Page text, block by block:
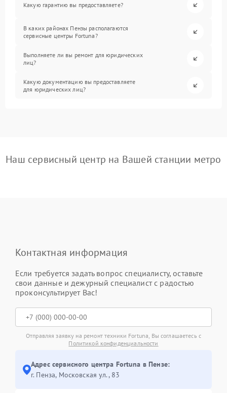
Какую гарантию вы предоставляете?
В каких районах Пензы располагаются
сервисные центры Fortuna?
Выполняете ли вы ремонт для юридических
лиц?
Какую документацию вы предоставляете
для юридических лиц?
Наш сервисный центр на Вашей станции метро
Контактная информация
Если требуется задать вопрос специалисту, оставьте
свои данные и дежурный специалист с радостью
проконсультирует Вас!
Отправляя заявку на ремонт техники Fortuna, Вы соглашаетесь с
Политикой конфиденциальности
Адрес сервисного центра Fortuna в Пензе:
г. Пенза, Московская ул., 83